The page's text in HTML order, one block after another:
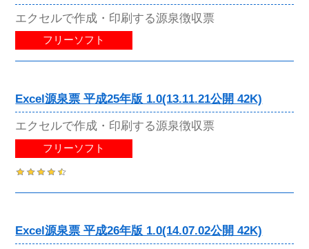
エクセルで作成・印刷する源泉徴収票
フリーソフト
Excel源泉票 平成25年版 1.0(13.11.21公開 42K)
エクセルで作成・印刷する源泉徴収票
フリーソフト
Excel源泉票 平成26年版 1.0(14.07.02公開 42K)